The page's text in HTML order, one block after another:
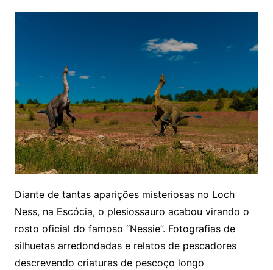
Diante de tantas aparições misteriosas no Loch
Ness, na Escócia, o plesiossauro acabou virando o
rosto oficial do famoso “Nessie”. Fotografias de
silhuetas arredondadas e relatos de pescadores
descrevendo criaturas de pescoço longo